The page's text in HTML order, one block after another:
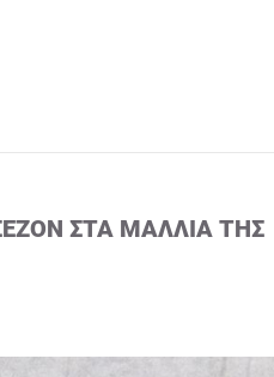
ΣΤΑ ΜΑΛΛΙΆ ΤΗΣ